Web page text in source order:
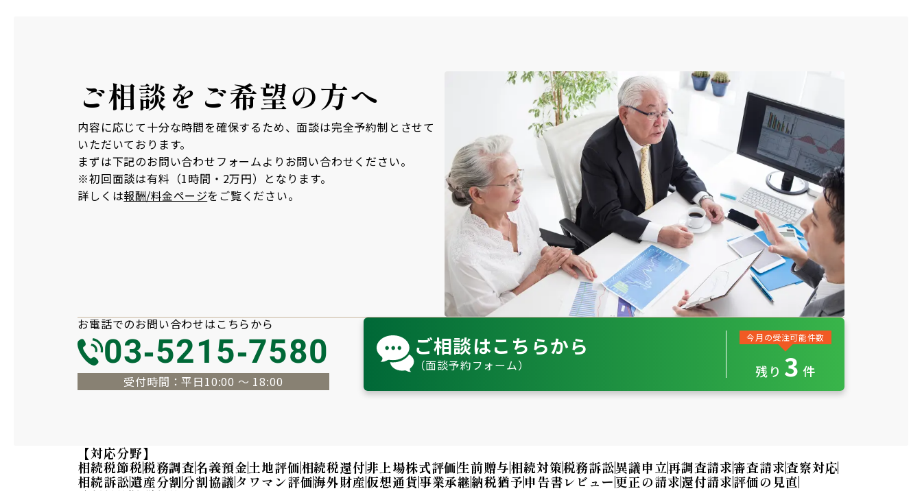
ご相談を ご希望の方へ
内容に応じて十分な時間を確保するため、面談は完全予約制とさせて
いただいております。
まずは下記のお問い合わせフォームよりお問い合わせください。
※初回面談は有料（1時間・2万円）となります。
詳しくは報酬/料金ページをご覧ください。
お電話でのお問い合わせはこちらから
03-5215-7580
受付時間：平日10:00 〜 18:00
ご相談はこちらから
（面談予約フォーム）
今月の受注可能件数
残り 3件
【対応分野】
相続税節税税務調査名義預金土地評価相続税還付非上場株式評価生前贈与相続対策税務訴訟異議申立再調査請求審査請求査察対応
相続訴訟遺産分割分割協議タワマン評価海外財産仮想通貨事業承継納税猶予申告書レビュー更正の請求還付請求評価の見直